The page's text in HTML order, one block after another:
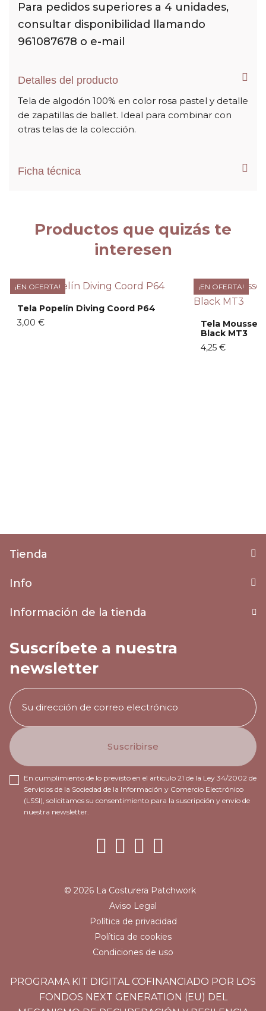
Para pedidos superiores a 4 unidades,
consultar disponibilidad llamando
961087678 o e-mail
Detalles del producto
Tela de algodón 100% en color rosa pastel y detalle
de zapatillas de ballet. Ideal para combinar con
otras telas de la colección.
Ficha técnica
Productos que quizás te
interesen
¡EN OFERTA!
Tela Popelín Diving Coord P64
3,00 €
¡EN OFERTA!
Tela
Black MT3
4,25 €
Tienda
Info
Información de la tienda
Suscríbete a nuestra
newsletter
En cumplimiento de lo previsto en el artículo 21 de la Ley 34/2002 de
Servicios de la Sociedad de la Información y Comercio Electrónico
(LSSI), solicitamos su consentimiento para la suscripción y envío de
nuestra newsletter.
© 2026 La Costurera Patchwork
Aviso Legal
Política de privacidad
Política de cookies
Condiciones de uso
PROGRAMA KIT DIGITAL COFINANCIADO POR LOS
FONDOS NEXT GENERATION (EU) DEL